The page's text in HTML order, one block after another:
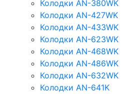
Колодки AN-380WK
Колодки AN-427WK
Колодки AN-433WK
Колодки AN-623WK
Колодки AN-468WK
Колодки AN-486WK
Колодки AN-632WK
Колодки AN-641K